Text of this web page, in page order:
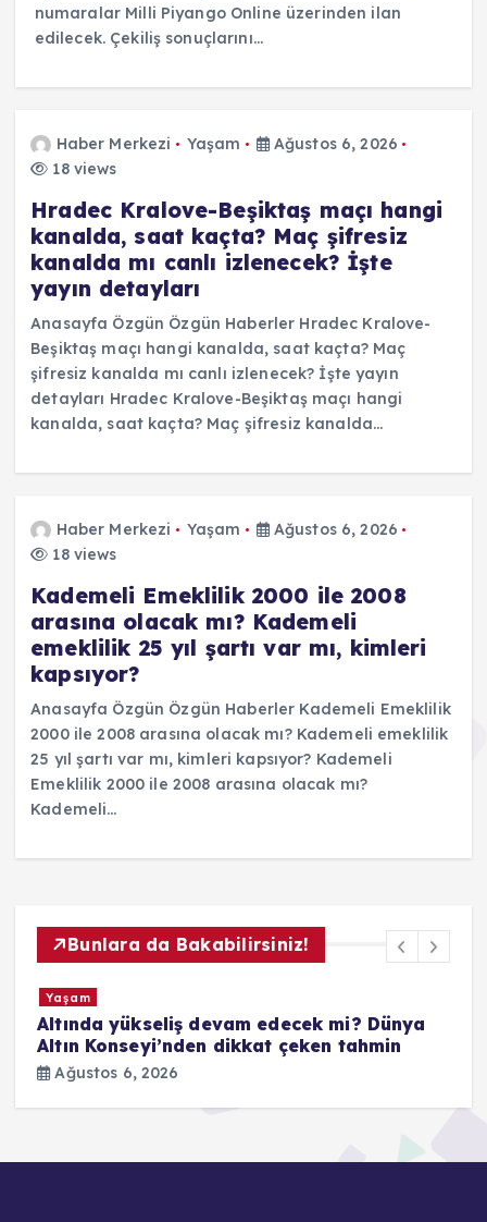
numaralar Milli Piyango Online üzerinden ilan
edilecek. Çekiliş sonuçlarını…
Haber Merkezi Yaşam
Ağustos 6, 2026
18 views
Hradec Kralove-Beşiktaş maçı hangi
kanalda, saat kaçta? Maç şifresiz
kanalda mı canlı izlenecek? İşte
yayın detayları
Anasayfa Özgün Özgün Haberler Hradec Kralove-
Beşiktaş maçı hangi kanalda, saat kaçta? Maç
şifresiz kanalda mı canlı izlenecek? İşte yayın
detayları Hradec Kralove-Beşiktaş maçı hangi
kanalda, saat kaçta? Maç şifresiz kanalda…
Haber Merkezi Yaşam
Ağustos 6, 2026
18 views
Kademeli Emeklilik 2000 ile 2008
arasına olacak mı? Kademeli
emeklilik 25 yıl şartı var mı, kimleri
kapsıyor?
Anasayfa Özgün Özgün Haberler Kademeli Emeklilik
2000 ile 2008 arasına olacak mı? Kademeli emeklilik
25 yıl şartı var mı, kimleri kapsıyor? Kademeli
Emeklilik 2000 ile 2008 arasına olacak mı?
Kademeli…
Bunlara da Bakabilirsiniz!
Süper Loto sonuçları açıklandı
mı? 6 Ağustos 2026 Süper Loto
çekilişi sonuç sorgulama ekranı